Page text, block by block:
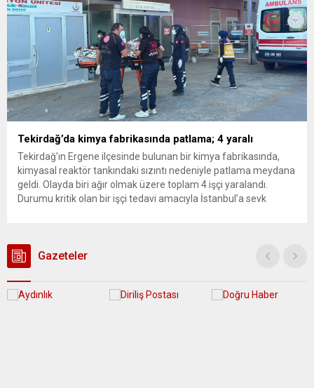
Tekirdağ’da kimya fabrikasında patlama; 4 yaralı
Tekirdağ’ın Ergene ilçesinde bulunan bir kimya fabrikasında,
kimyasal reaktör tankındaki sızıntı nedeniyle patlama meydana
geldi. Olayda biri ağır olmak üzere toplam 4 işçi yaralandı.
Durumu kritik olan bir işçi tedavi amacıyla İstanbul’a sevk
Gazeteler